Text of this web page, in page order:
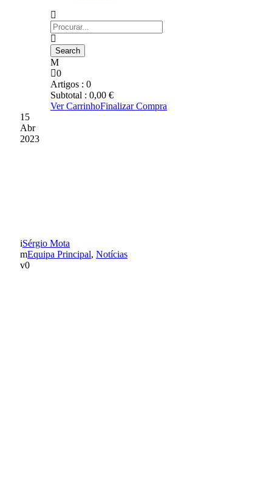
0
Artigos : 0
Subtotal : 0,00 €
Ver CarrinhoFinalizar Compra
15
Abr
2023
Sérgio Mota
Equipa Principal, Notícias
0